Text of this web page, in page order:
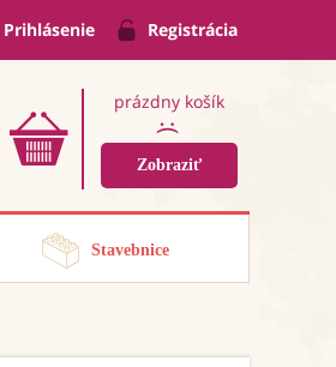
Prihlásenie Registrácia
prázdny košík
:(
Zobraziť
Stavebnice